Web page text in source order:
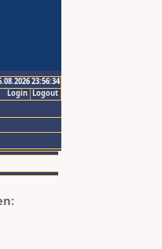
23:56:34
Logout
Login